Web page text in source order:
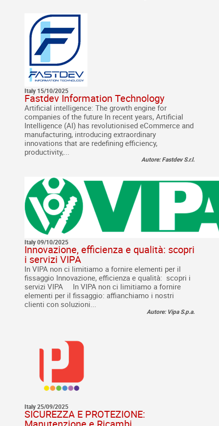
Italy 15/10/2025
Fastdev Information Technology
Artificial intelligence: The growth engine for
companies of the future In recent years, Artificial
Intelligence (AI) has revolutionised eCommerce and
manufacturing, introducing extraordinary
innovations that are redefining efficiency,
productivity,...
Autore: Fastdev S.r.l.
Italy 09/10/2025
Innovazione, efficienza e qualità: scopri
i servizi VIPA
In VIPA non ci limitiamo a fornire elementi per il
fissaggio Innovazione, efficienza e qualità: scopri i
servizi VIPA In VIPA non ci limitiamo a fornire
elementi per il fissaggio: affianchiamo i nostri
clienti con soluzioni...
Autore: Vipa S.p.a.
Italy 25/09/2025
SICUREZZA E PROTEZIONE: